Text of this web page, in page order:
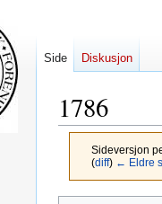
1786
Sideversjon
(diff) ← Eldre
Side Diskusjon